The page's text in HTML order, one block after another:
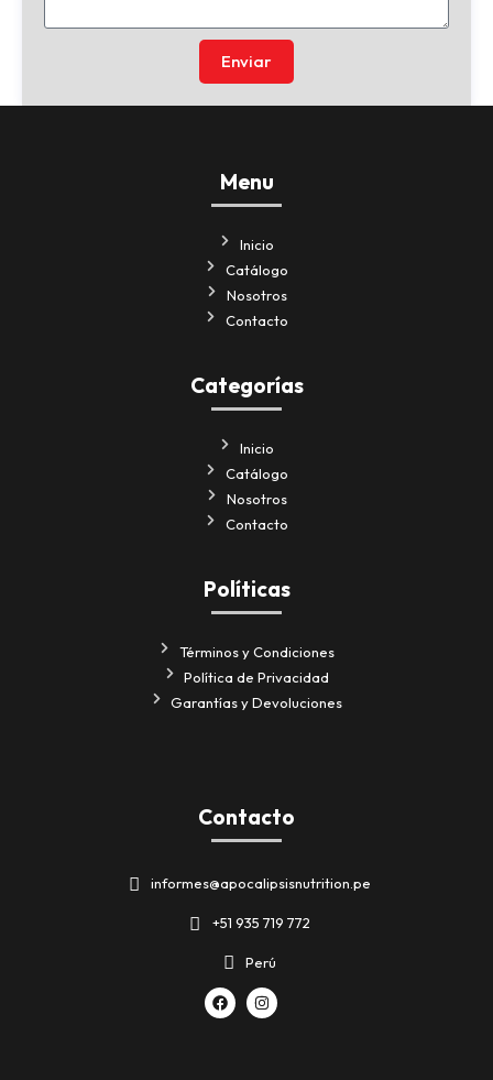
Enviar
Menu
Inicio
Catálogo
Nosotros
Contacto
Categorías
Inicio
Catálogo
Nosotros
Contacto
Políticas
Términos y Condiciones
Política de Privacidad
Garantías y Devoluciones
Contacto
informes@apocalipsisnutrition.pe
+51 935 719 772
Perú